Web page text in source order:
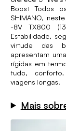
Boost Todos
SHIMANO,
-8V TX800
Estabilidade,
virtude das
apresentam
rígidas em
tudo,
viagens longas.
Mais